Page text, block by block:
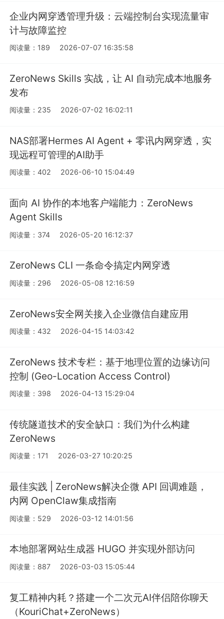
企业内网穿透管理升级：云端控制台实现流量审
计与故障监控
阅读量：189 2026-07-07 16:35:58
ZeroNews Skills 实战，让 AI 自动完成本地服务
发布
阅读量：235 2026-07-02 16:02:11
NAS部署Hermes AI Agent + 零讯内网穿透，实
现远程可管理的AI助手
阅读量：402 2026-06-10 15:04:49
面向 AI 协作的本地客户端能力：ZeroNews
Agent Skills
阅读量：374 2026-05-20 16:12:37
ZeroNews CLI 一条命令搞定内网穿透
阅读量：296 2026-05-08 12:16:59
ZeroNews安全网关接入企业微信自建应用
阅读量：432 2026-04-15 14:03:42
ZeroNews 技术专栏：基于地理位置的边缘访问
控制 (Geo-Location Access Control)
阅读量：398 2026-04-13 15:29:04
传统隧道技术的安全缺口：我们为什么构建
ZeroNews
阅读量：171 2026-03-27 10:20:25
最佳实践 | ZeroNews解决企微 API 回调难题，
内网 OpenClaw集成指南
阅读量：529 2026-03-12 14:01:56
本地部署网站生成器 HUGO 并实现外部访问
阅读量：887 2026-03-03 15:05:44
复工精神内耗？搭建一个二次元AI伴侣陪你聊天
（KouriChat+ZeroNews）